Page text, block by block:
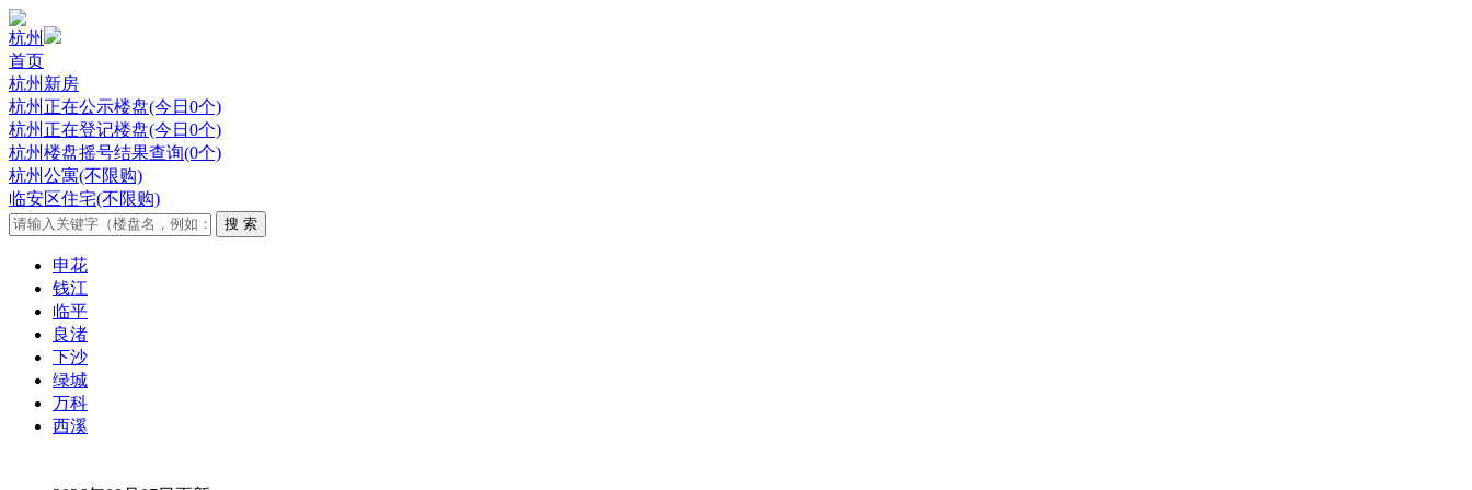
杭州
首页
杭州新房
杭州正在公示楼盘(今日0个)
杭州正在登记楼盘(今日0个)
杭州楼盘摇号结果查询(0个)
杭州公寓(不限购)
临安区住宅(不限购)
申花
钱江
临平
良渚
下沙
绿城
万科
西溪